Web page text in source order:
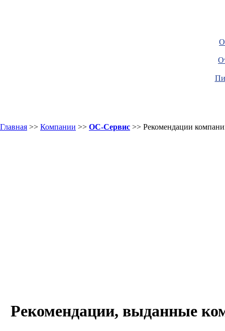
Главная >> Компании >> ОС-Сервис >> Рекомендации
Рекомендации, выданные